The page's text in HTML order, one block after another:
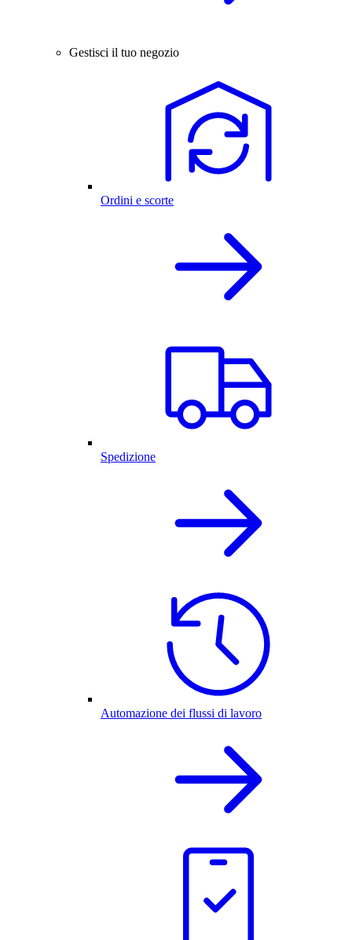
Gestisci il tuo negozio
Ordini e scorte
Spedizione
Automazione dei flussi di lavoro